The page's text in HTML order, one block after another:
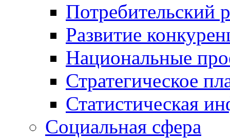
Потребительский
Развитие
Национальные
Стратегическое
Статистическая
Социальная сфера